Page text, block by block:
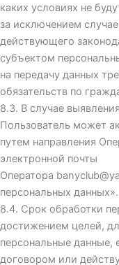
каких условиях не
за исключением
действующего
субъектом
на передачу данных
обязательств по
8.3. В случае
Пользователь может
путем направления
электронной почты
Оператора
персональных данных».
8.4. Срок обработки
достижением целей,
персональные данные,
договором или